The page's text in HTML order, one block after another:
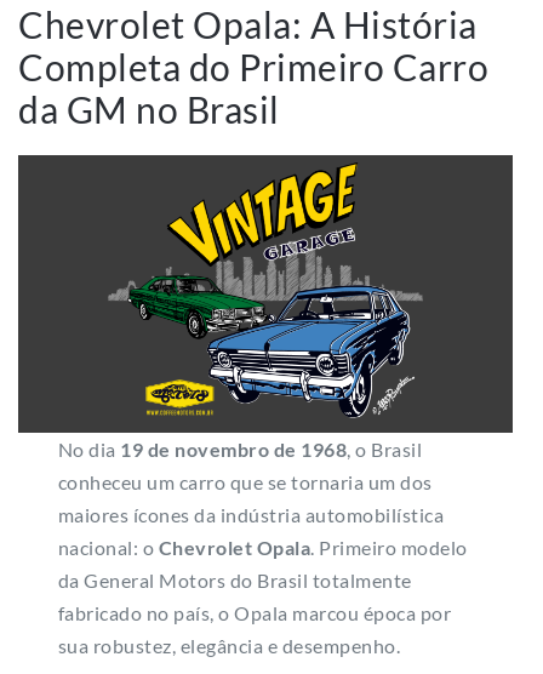
Chevrolet Opala: A História
Completa do Primeiro Carro
da GM no Brasil
No dia 19 de novembro de 1968, o Brasil
conheceu um carro que se tornaria um dos
maiores ícones da indústria automobilística
nacional: o Chevrolet Opala. Primeiro modelo
da General Motors do Brasil totalmente
fabricado no país, o Opala marcou época por
sua robustez, elegância e desempenho.